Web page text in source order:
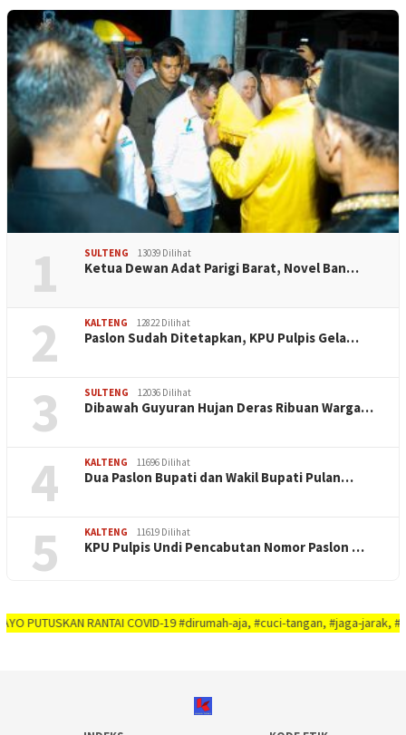
1 SULTENG 13039 Dilihat
Ketua Dewan Adat Parigi Barat, Novel Ban…
2 KALTENG 12822 Dilihat
Paslon Sudah Ditetapkan, KPU Pulpis Gela…
3 SULTENG 12036 Dilihat
Dibawah Guyuran Hujan Deras Ribuan Warga…
4 KALTENG 11696 Dilihat
Dua Paslon Bupati dan Wakil Bupati Pulan…
5 KALTENG 11619 Dilihat
KPU Pulpis Undi Pencabutan Nomor Paslon …
RANTAI COVID-19 #dirumah-aja, #cuci-tangan, #jaga-jarak, #jaga-